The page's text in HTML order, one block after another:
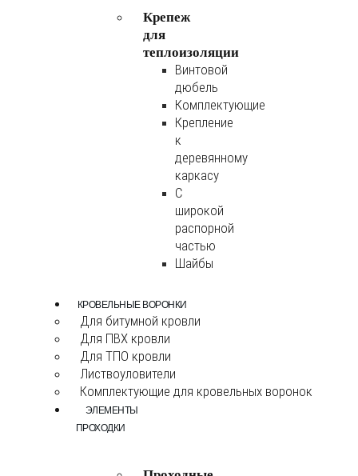
Крепеж
для
теплоизоляции
Винтовой
дюбель
Комплектующие
Крепление
к
деревянному
каркасу
С
широкой
распорной
частью
Шайбы
КРОВЕЛЬНЫЕ ВОРОНКИ
Для битумной кровли
Для ПВХ кровли
Для ТПО кровли
Листвоуловители
Комплектующие для кровельных воронок
ЭЛЕМЕНТЫ
ПРОХОДКИ